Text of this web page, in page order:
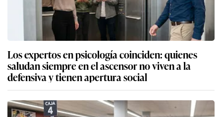
Los expertos en psicología coinciden: quienes
saludan siempre en el ascensor no viven a la
defensiva y tienen apertura social